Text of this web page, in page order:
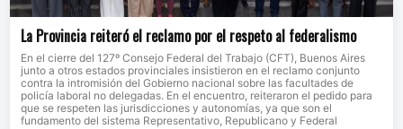
La Provincia reiteró el reclamo por el respeto al federalismo
En el cierre del 127º Consejo Federal del Trabajo (CFT), Buenos Aires
junto a otros estados provinciales insistieron en el reclamo conjunto
contra la intromisión del Gobierno nacional sobre las facultades de
policía laboral no delegadas. En el encuentro, reiteraron el pedido para
que se respeten las jurisdicciones y autonomías, ya que son el
fundamento del sistema Representativo, Republicano y Federal